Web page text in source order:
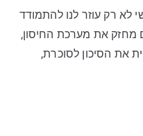
לא רק עוזר לנו להתמודד
מחזק את מערכת החיסון,
את הסיכון לסוכרת,